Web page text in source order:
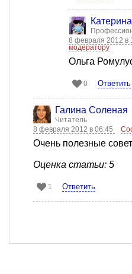
8 февраля 2012 в
модератору
Ольга
0 Ответить
Галина Соленая
Читатель
8 февраля 2012 в 06:45
Очень полезные
Оценка статьи: 5
1 Ответить